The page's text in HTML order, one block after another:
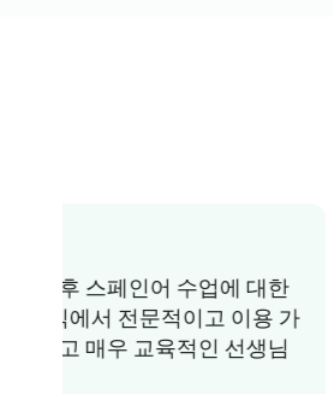
최근에 Lingua Learn에서
수했는데, 정말 좋은 경험
으로 잘 짜여져 있고 자료
말 즐거웠습니다. 추천하